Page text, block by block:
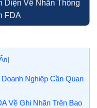
Diện Về Nhãn Thông
FDA
]
Nghiệp Cần Quan
Về Ghi Nhãn Trên Bao